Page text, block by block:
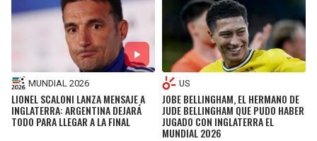
MUNDIAL 2026
LIONEL SCALONI LANZA MENSAJE A
INGLATERRA: ARGENTINA DEJARÁ
TODO PARA LLEGAR A LA FINAL
US
JOBE BELLINGHAM, EL HERMANO DE
JUDE BELLINGHAM QUE PUDO HABER
JUGADO CON INGLATERRA EL
MUNDIAL 2026